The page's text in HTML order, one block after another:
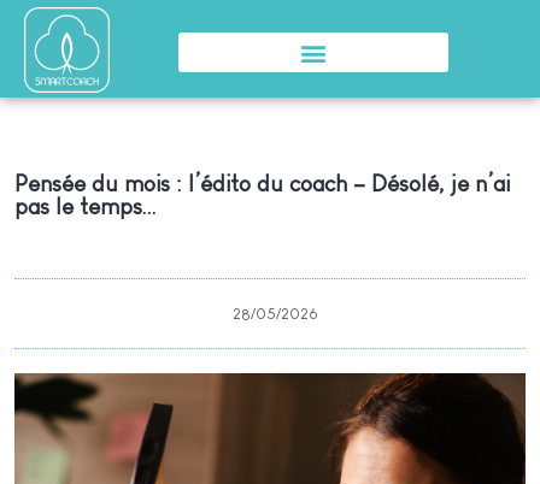
Pensée du mois : l’édito du coach – Désolé, je n’ai
pas le temps…
28/05/2026